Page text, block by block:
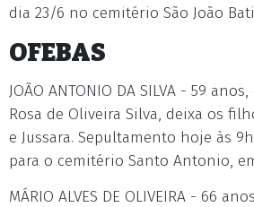
dia 23/6 no cemitério São João
OFEBAS
JOÃO ANTONIO DA SILVA - 59
Rosa de Oliveira Silva, deixa os
e Jussara. Sepultamento hoje às
para o cemitério Santo Antonio,
MÁRIO ALVES DE OLIVEIRA - 66